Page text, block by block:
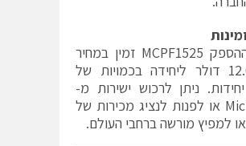
מודול ההספק MCPF1525 זמין במחיר
של 12.00 דולר ליחידה בכמויות של
1,000 יחידות. ניתן לרכוש ישירות מ-
Microchip או לפנות לנציג מכירות של
למפיץ מורשה ברחבי העולם.